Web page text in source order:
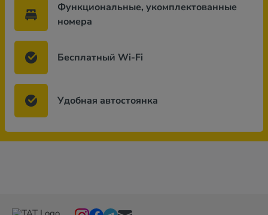
Функциональные, укомплектованные
номера
Бесплатный Wi-Fi
Удобная автостоянка